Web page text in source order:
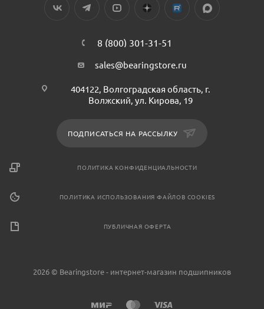
8 (800) 301-31-51
sales@bearingstore.ru
404122, Волгоградская область, г.
Волжский, ул. Кирова, 19
ПОДПИСАТЬСЯ НА РАССЫЛКУ
ПОЛИТИКА КОНФИДЕНЦИАЛЬНОСТИ
ПОЛИТИКА ИСПОЛЬЗОВАНИЯ ФАЙЛОВ COOKIES
ПУБЛИЧНАЯ ОФЕРТА
2026 © Bearingstore - интернет-магазин подшипников